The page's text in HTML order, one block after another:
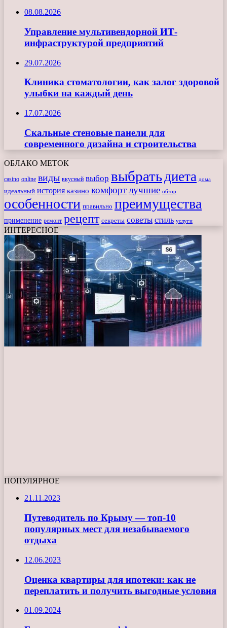
08.08.2026
Управление мультивендорной ИТ-
инфраструктурой предприятий
29.07.2026
Клиника стоматологии, как залог здоровой
улыбки на каждый день
17.07.2026
Скальные стеновые панели для
современного дизайна и строительства
ОБЛАКО МЕТОК
casino online виды вкусный выбор выбратьдиета дома
идеальный история казино комфортлучшие обзор
особенности правильно преимущества
применение ремонт рецепт секреты советы стиль услуги
ИНТЕРЕСНОЕ
ПОПУЛЯРНОЕ
21.11.2023
Путеводитель по Крыму — топ-10
популярных мест для незабываемого
отдыха
12.06.2023
Оценка квартиры для ипотеки: как не
переплатить и получить выгодные условия
01.09.2024